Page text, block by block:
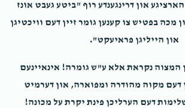
און דרינגענדע רוף "ביטע געבט אונז
מכה בפטיש צו קענען גומר זיין דעם וויכטיגן
און הייליגן פראיעקט".
המצוה נקראת אלא ע"ש גומרה! אינאיינעם
דעם מקוה מהודרה ומפוארה, און דערמיט
דעם הערליכן פינת יקרת על מכונה!